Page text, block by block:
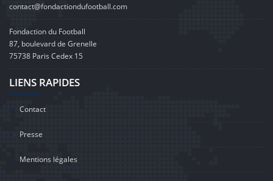
contact@fondactiondufootball.com
Fondaction du Football
87, boulevard de Grenelle
75738 Paris Cedex 15
LIENS RAPIDES
Contact
Presse
Mentions légales